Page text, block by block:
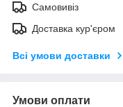
Самовивіз
Доставка кур'єром
Всі умови доставки
Умови оплати